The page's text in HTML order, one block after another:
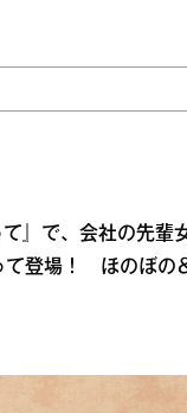
』で、会社の先輩
て登場！ ほのぼの